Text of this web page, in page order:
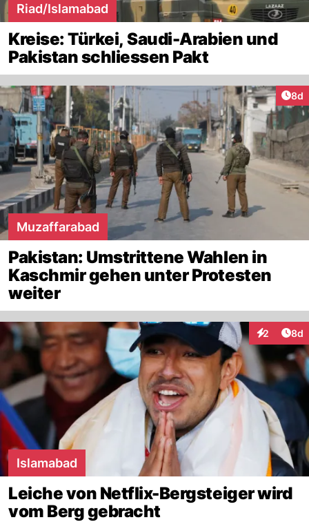
Riad/Islamabad
Kreise: Türkei, Saudi-Arabien und
Pakistan schliessen Pakt
8d
Muzaffarabad
Pakistan: Umstrittene Wahlen in
Kaschmir gehen unter Protesten
weiter
2 8d
Islamabad
Leiche von Netflix-Bergsteiger wird
vom Berg gebracht